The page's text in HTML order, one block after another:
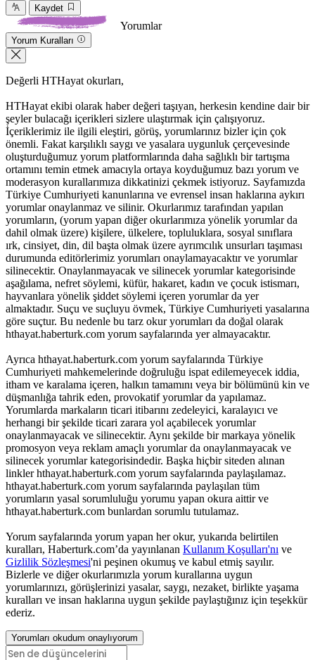
Kaydet
Yorumlar
Yorum Kuralları
Değerli HTHayat okurları,
HTHayat ekibi olarak haber değeri taşıyan, herkesin kendine dair bir
şeyler bulacağı içerikleri sizlere ulaştırmak için çalışıyoruz.
İçeriklerimiz ile ilgili eleştiri, görüş, yorumlarınız bizler için çok
önemli. Fakat karşılıklı saygı ve yasalara uygunluk çerçevesinde
oluşturduğumuz yorum platformlarında daha sağlıklı bir tartışma
ortamını temin etmek amacıyla ortaya koyduğumuz bazı yorum ve
moderasyon kurallarımıza dikkatinizi çekmek istiyoruz. Sayfamızda
Türkiye Cumhuriyeti kanunlarına ve evrensel insan haklarına aykırı
yorumlar onaylanmaz ve silinir. Okurlarımız tarafından yapılan
yorumların, (yorum yapan diğer okurlarımıza yönelik yorumlar da
dahil olmak üzere) kişilere, ülkelere, topluluklara, sosyal sınıflara
ırk, cinsiyet, din, dil başta olmak üzere ayrımcılık unsurları taşıması
durumunda editörlerimiz yorumları onaylamayacaktır ve yorumlar
silinecektir. Onaylanmayacak ve silinecek yorumlar kategorisinde
aşağılama, nefret söylemi, küfür, hakaret, kadın ve çocuk istismarı,
hayvanlara yönelik şiddet söylemi içeren yorumlar da yer
almaktadır. Suçu ve suçluyu övmek, Türkiye Cumhuriyeti yasalarına
göre suçtur. Bu nedenle bu tarz okur yorumları da doğal olarak
hthayat.haberturk.com yorum sayfalarında yer almayacaktır.
Ayrıca hthayat.haberturk.com yorum sayfalarında Türkiye
Cumhuriyeti mahkemelerinde doğruluğu ispat edilemeyecek iddia,
itham ve karalama içeren, halkın tamamını veya bir bölümünü kin ve
düşmanlığa tahrik eden, provokatif yorumlar da yapılamaz.
Yorumlarda markaların ticari itibarını zedeleyici, karalayıcı ve
herhangi bir şekilde ticari zarara yol açabilecek yorumlar
onaylanmayacak ve silinecektir. Aynı şekilde bir markaya yönelik
promosyon veya reklam amaçlı yorumlar da onaylanmayacak ve
silinecek yorumlar kategorisindedir. Başka hiçbir siteden alınan
linkler hthayat.haberturk.com yorum sayfalarında paylaşılamaz.
hthayat.haberturk.com yorum sayfalarında paylaşılan tüm
yorumların yasal sorumluluğu yorumu yapan okura aittir ve
hthayat.haberturk.com bunlardan sorumlu tutulamaz.
Yorum sayfalarında yorum yapan her okur, yukarıda belirtilen
kuralları, Haberturk.com’da yayınlanan Kullanım Koşulları'nı ve
Gizlilik Sözleşmesi'ni peşinen okumuş ve kabul etmiş sayılır.
Bizlerle ve diğer okurlarımızla yorum kurallarına uygun
yorumlarınızı, görüşlerinizi yasalar, saygı, nezaket, birlikte yaşama
kuralları ve insan haklarına uygun şekilde paylaştığınız için teşekkür
ederiz.
Yorumları okudum onaylıyorum